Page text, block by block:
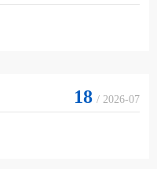
18 / 2026-07